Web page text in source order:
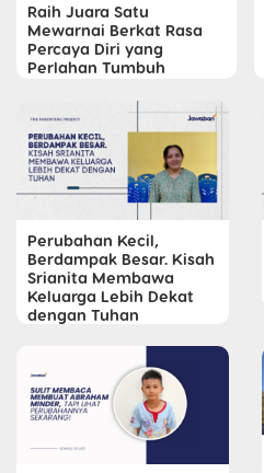
Raih Juara Satu
Mewarnai Berkat Rasa
Percaya Diri yang
Perlahan Tumbuh
Perubahan Kecil,
Berdampak Besar. Kisah
Srianita Membawa
Keluarga Lebih Dekat
dengan Tuhan